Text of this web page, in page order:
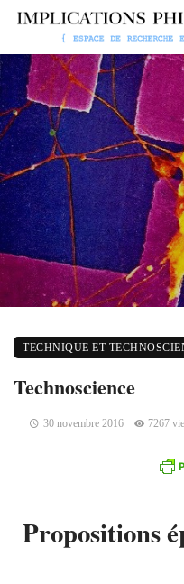
TECHNIQUE ET
Technoscience
30 novembre 2016 7267
Propositions